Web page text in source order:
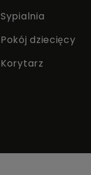
Sypialnia
Pokój dziecięcy
Korytarz